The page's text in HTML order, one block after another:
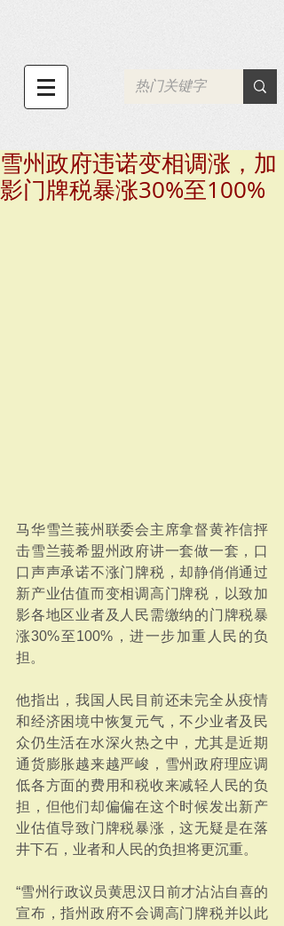
雪州政府违诺变相调涨，加
影门牌税暴涨30%至100%
马华雪兰莪州联委会主席拿督黄祚信抨
击雪兰莪希盟州政府讲一套做一套，口
口声声承诺不涨门牌税，却静俏俏通过
新产业估值而变相调高门牌税，以致加
影各地区业者及人民需缴纳的门牌税暴
涨30%至100%，进一步加重人民的负
担。
他指出，我国人民目前还未完全从疫情
和经济困境中恢复元气，不少业者及民
众仍生活在水深火热之中，尤其是近期
通货膨胀越来越严峻，雪州政府理应调
低各方面的费用和税收来减轻人民的负
担，但他们却偏偏在这个时候发出新产
业估值导致门牌税暴涨，这无疑是在落
井下石，业者和人民的负担将更沉重。
“雪州行政议员黄思汉日前才沾沾自喜的
宣布，指州政府不会调高门牌税并以此